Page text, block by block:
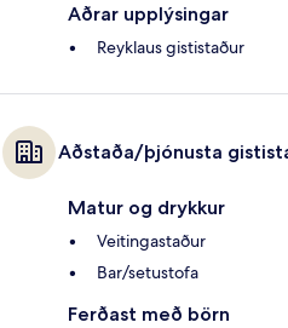
Aðrar upplýsingar
Reyklaus gististaður
Aðstaða/þjónusta
Matur og drykkur
Veitingastaður
Bar/setustofa
Ferðast með börn